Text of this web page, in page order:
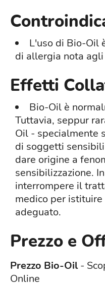
L'uso di Bio-Oil
di allergia nota
Effetti
Bio-Oil è
Tuttavia, seppur
Oil - specialmente
di soggetti
dare origine a
sensibilizzazione.
interrompere il
medico per
adeguato.
Prezzo e
Prezzo Bio-Oil-
Online